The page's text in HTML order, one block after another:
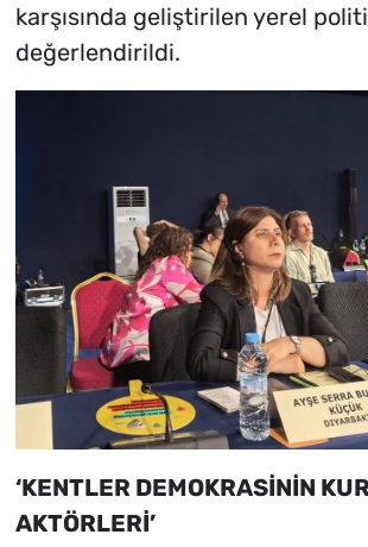
karşısında geliştirilen yerel
değerlendirildi.
‘KENTLER DEMOKRASİNİN
AKTÖRLERİ’